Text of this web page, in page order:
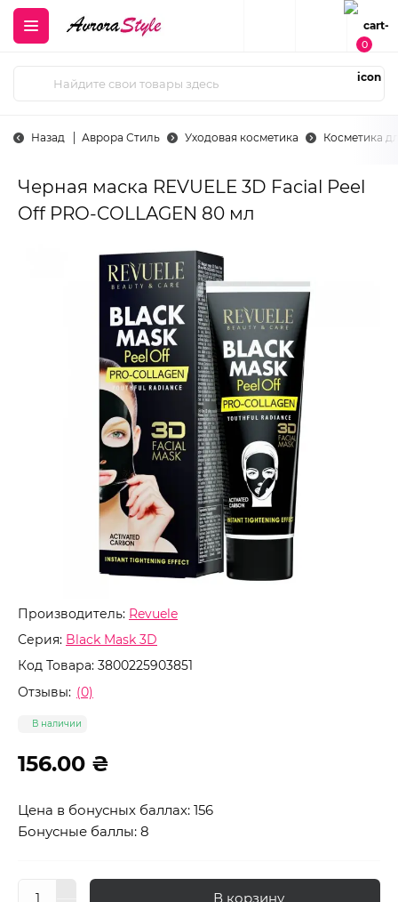
0
Назад Аврора Стиль Уходовая косметика Косметика
Черная маска REVUELE 3D Facial Peel
Off PRO-COLLAGEN 80 мл
Производитель: Revuele
Серия: Black Mask 3D
Код Товара: 3800225903851
Отзывы: (0)
В наличии
156.00 ₴
Цена в бонусных баллах: 156
Бонусные баллы: 8
В корзину